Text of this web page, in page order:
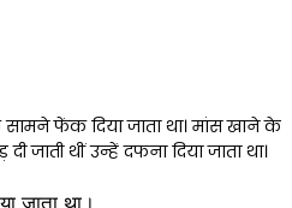
फेंक दिया जाता था। मांस खाने के
दी जाती थीं उन्हें दफना दिया जाता था।
जाता था।